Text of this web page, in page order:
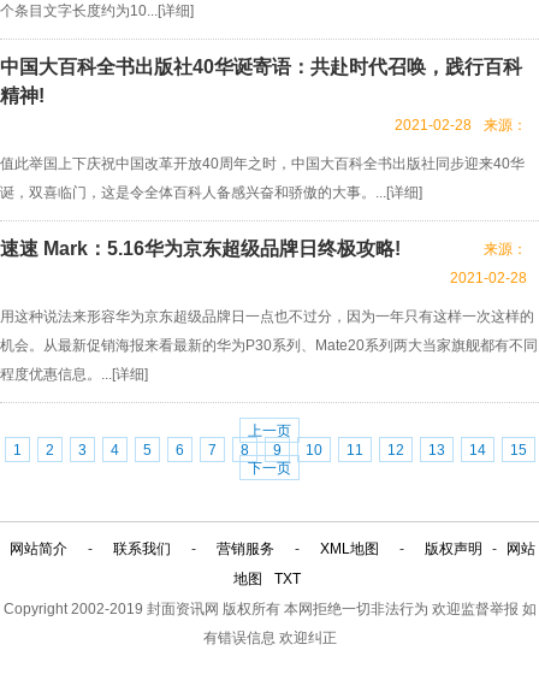
个条目文字长度约为10...[详细]
中国大百科全书出版社40华诞寄语：共赴时代召唤，践行百科
精神!
来源：
2021-02-28
值此举国上下庆祝中国改革开放40周年之时，中国大百科全书出版社同步迎来40华
诞，双喜临门，这是令全体百科人备感兴奋和骄傲的大事。...[详细]
速速 Mark：5.16华为京东超级品牌日终极攻略!
来源：
2021-02-28
用这种说法来形容华为京东超级品牌日一点也不过分，因为一年只有这样一次这样的
机会。从最新促销海报来看最新的华为P30系列、Mate20系列两大当家旗舰都有不同
程度优惠信息。...[详细]
上一页
1
2 3 4 5 6 7 8 9 10 11 12 13 14
15
下一页
网站简介 - 联系我们 - 营销服务 - XML地图 - 版权声明 -
网站
地图
TXT
Copyright 2002-2019 封面资讯网 版权所有 本网拒绝一切非法行为 欢迎监督举报 如
有错误信息 欢迎纠正